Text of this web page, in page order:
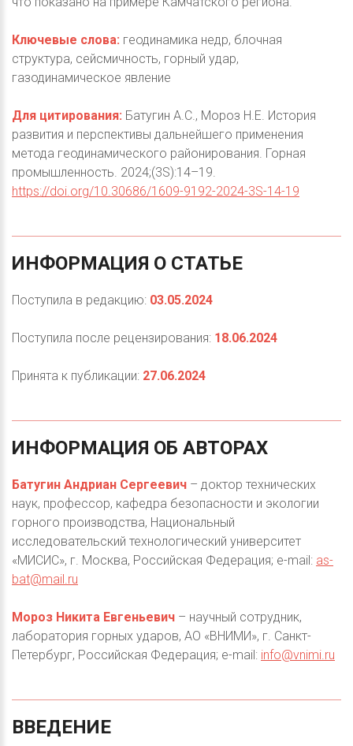
Ключевые слова: геодинамика недр, блочная
структура, сейсмичность, горный удар,
газодинамическое явление
Для цитирования: Батугин А.С., Мороз Н.Е. История
развития и перспективы дальнейшего применения
метода геодинамического районирования. Горная
промышленность. 2024;(3S):14–19.
https://doi.org/10.30686/1609-9192-2024-3S-14-19
ИНФОРМАЦИЯ О СТАТЬЕ
Поступила в редакцию: 03.05.2024
Поступила после рецензирования: 18.06.2024
Принята к публикации: 27.06.2024
ИНФОРМАЦИЯ ОБ АВТОРАХ
Батугин Андриан Сергеевич – доктор технических
наук, профессор, кафедра безопасности и экологии
горного производства, Национальный
исследовательский технологический университет
«МИСИС», г. Москва, Российская Федерация; e-mail: as-
bat@mail.ru
Мороз Никита Евгеньевич – научный сотрудник,
лаборатория горных ударов, АО «ВНИМИ», г. Санкт-
Петербург, Российская Федерация; e-mail: info@vnimi.ru
ВВЕДЕНИЕ